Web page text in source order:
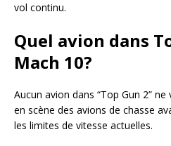
vol continu.
Quel avion dans
Mach 10?
Aucun avion dans “Top Gun 2”
en scène des avions de chasse
les limites de vitesse actuelles.